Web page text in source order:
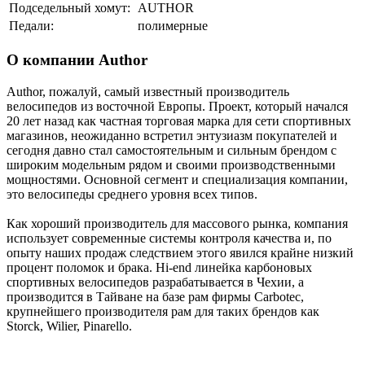
Подседельный хомут:
AUTHOR
Педали:
полимерные
О компании Author
Author, пожалуй, самый известный производитель
велосипедов из восточной Европы. Проект, который начался
20 лет назад как частная торговая марка для сети спортивных
магазинов, неожиданно встретил энтузиазм покупателей и
сегодня давно стал самостоятельным и сильным брендом с
широким модельным рядом и своими производственными
мощностями. Основной сегмент и специализация компании,
это велосипеды среднего уровня всех типов.
Как хороший производитель для массового рынка, компания
использует современные системы контроля качества и, по
опыту наших продаж следствием этого явился крайне низкий
процент поломок и брака. Hi-end линейка карбоновых
спортивных велосипедов разрабатывается в Чехии, а
производится в Тайване на базе рам фирмы Carbotec,
крупнейшего производителя рам для таких брендов как
Storck, Wilier, Pinarello.